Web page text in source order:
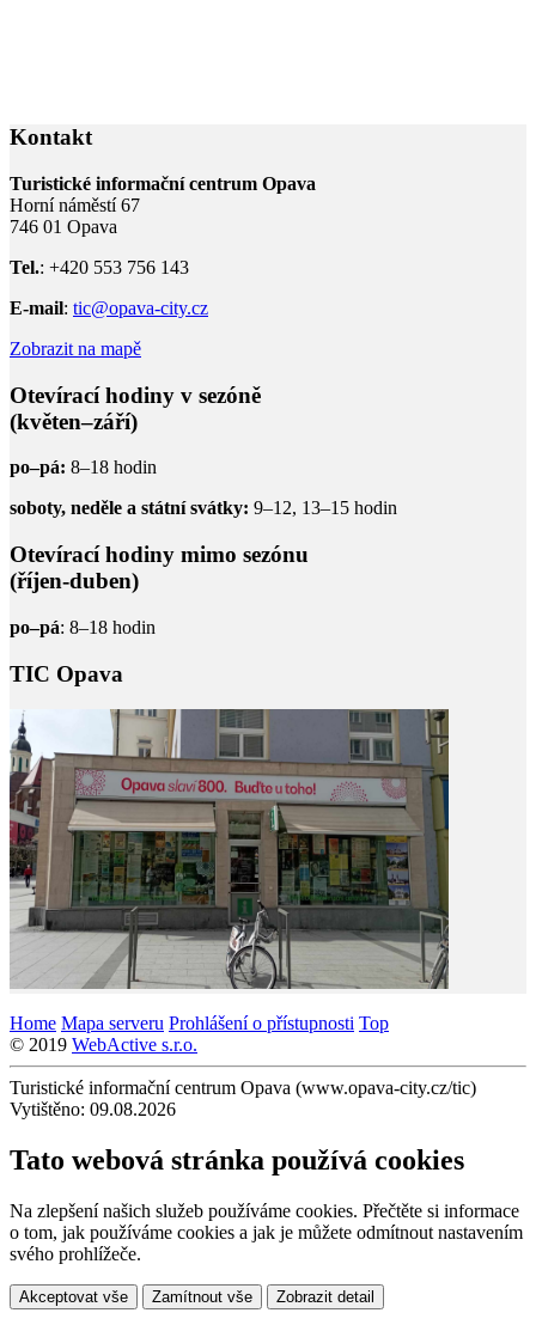
Kontakt
Turistické informační centrum Opava
Horní náměstí 67
746 01 Opava
Tel.: +420 553 756 143
E-mail: tic@opava-city.cz
Zobrazit na mapě
Otevírací hodiny v sezóně
(květen–září)
po–pá: 8–18 hodin
soboty, neděle a státní svátky: 9–12, 13–15 hodin
Otevírací hodiny mimo sezónu
(říjen-duben)
po–pá: 8–18 hodin
TIC Opava
Home Mapa serveru Prohlášení o přístupnosti Top
© 2019 WebActive s.r.o.
Turistické informační centrum Opava (www.opava-city.cz/tic)
Vytištěno: 09.08.2026
Tato webová stránka používá cookies
Na zlepšení našich služeb používáme cookies. Přečtěte si informace
o tom, jak používáme cookies a jak je můžete odmítnout nastavením
svého prohlížeče.
Akceptovat vše Zamítnout vše Zobrazit detail